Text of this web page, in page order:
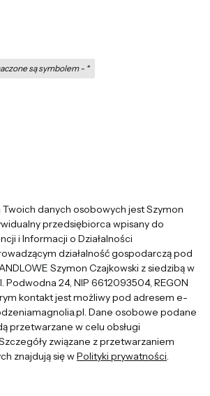
są symbolem - *
danych osobowych jest Szymon
przedsiębiorca wpisany do
i Informacji o Działalności
działalność gospodarczą pod
Szymon Czajkowski z siedzibą w
Podwodna 24, NIP 6612093504, REGON
kontakt jest możliwy pod adresem e-
Dane osobowe podane
przetwarzane w celu obsługi
związane z przetwarzaniem
znajdują się wPolityki prywatności.